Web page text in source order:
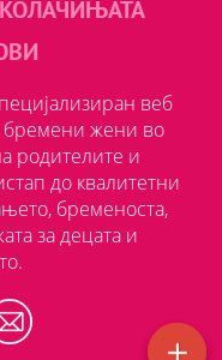
веб
бремени жени во
родителите и
до квалитетни
бременоста,
за децата и